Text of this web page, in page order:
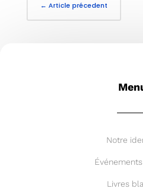
← Article précedent
Notre
Livres